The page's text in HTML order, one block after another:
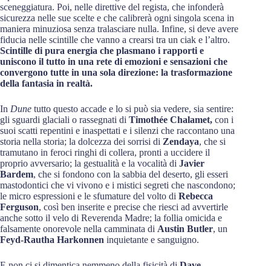
sceneggiatura. Poi, nelle direttive del regista, che infonderà
sicurezza nelle sue scelte e che calibrerà ogni singola scena in
maniera minuziosa senza tralasciare nulla. Infine, si deve avere
fiducia nelle scintille che vanno a crearsi tra un ciak e l’altro.
Scintille di pura energia che plasmano i rapporti e
uniscono il tutto in una rete di emozioni e sensazioni che
convergono tutte in una sola direzione: la trasformazione
della fantasia in realtà.
In Dune tutto questo accade e lo si può sia vedere, sia sentire:
gli sguardi glaciali o rassegnati di Timothée Chalamet, con i
suoi scatti repentini e inaspettati e i silenzi che raccontano una
storia nella storia; la dolcezza dei sorrisi di Zendaya, che si
tramutano in feroci ringhi di collera, pronti a uccidere il
proprio avversario; la gestualità e la vocalità di Javier
Bardem, che si fondono con la sabbia del deserto, gli esseri
mastodontici che vi vivono e i mistici segreti che nascondono;
le micro espressioni e le sfumature del volto di Rebecca
Ferguson, così ben inserite e precise che riesci ad avvertirle
anche sotto il velo di Reverenda Madre; la follia omicida e
falsamente onorevole nella camminata di Austin Butler, un
Feyd-Rautha Harkonnen inquietante e sanguigno.